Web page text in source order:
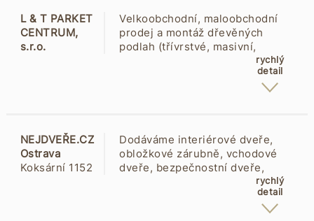
bojovníků v Ostravě Porubě,
možnost seznámit se a
prohlédnout si různé typy
podlahových krytin, dveří a
prohlídka a zaměření u zákazníka,
následné vypracování cenové
nabídky. Vše bezplatně a
nezávazně.
L & T PARKET
CENTRUM,
s.r.o.
Velkoobchodní, maloobchodní
prodej a montáž dřevěných
podlah (třívrstvé, masivní,
laminátových podlah, koberců,
rychlý
detail
NEJDVEŘE.CZ
Ostrava
Koksární 1152
Dodáváme interiérové dveře,
obložkové zárubně, vchodové
dveře, bezpečnostní dveře,
obklad kovové zárubně, dveřní
kování, laminátové podlahy,
vinylové podlahy, celoskleněné
rychlý
detail